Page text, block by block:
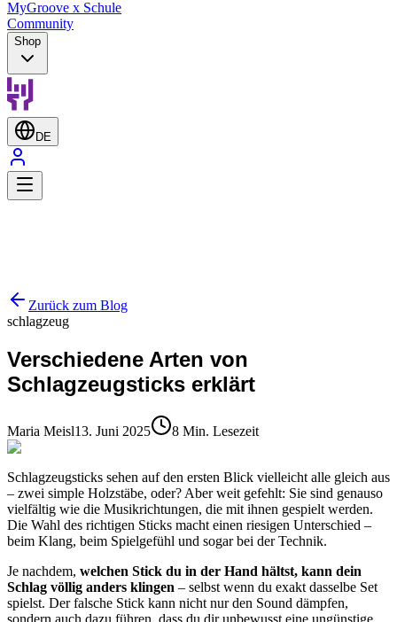
MyGroove x Schule
Community
Shop
DE
Zurück zum Blog
schlagzeug
Verschiedene Arten von
Schlagzeugsticks erklärt
Maria Meisl13. Juni 2025 8 Min. Lesezeit
Schlagzeugsticks sehen auf den ersten Blick vielleicht alle gleich aus
– zwei simple Holzstäbe, oder? Aber weit gefehlt: Sie sind genauso
vielfältig wie die Musikrichtungen, die mit ihnen gespielt werden.
Die Wahl des richtigen Sticks macht einen riesigen Unterschied –
beim Klang, beim Spielgefühl und sogar bei der Technik.
Je nachdem, welchen Stick du in der Hand hältst, kann dein
Schlag völlig anders klingen – selbst wenn du exakt dasselbe Set
spielst. Der falsche Stick kann nicht nur den Sound dämpfen,
sondern auch dazu führen, dass du dir unbewusst eine ungünstige